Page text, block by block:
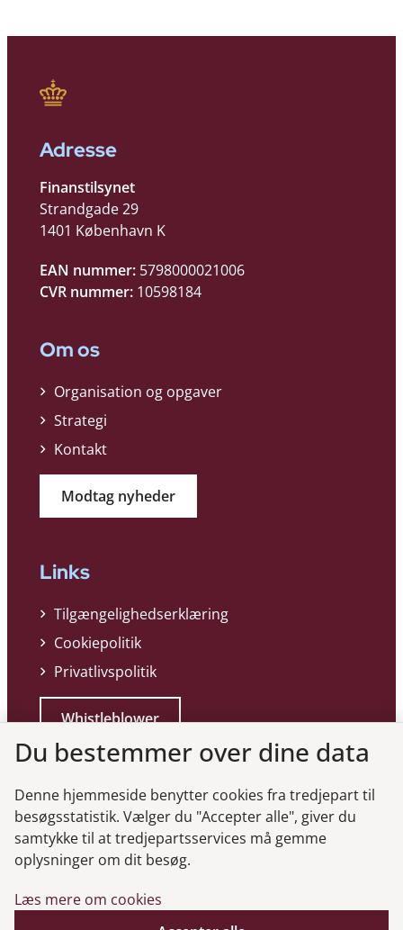
Adresse
Finanstilsynet
Strandgade 29
1401 København K
EAN nummer: 5798000021006
CVR nummer: 10598184
Om os
Organisation og opgaver
Strategi
Kontakt
Modtag nyheder
Links
Tilgængelighedserklæring
Cookiepolitik
Privatlivspolitik
Whistleblower
Genveje
Gå til virksomhedsregisteret
Du bestemmer over dine data
Denne hjemmeside benytter cookies fra tredjepart til
besøgsstatistik. Vælger du "Accepter alle", giver du
samtykke til at tredjepartsservices må gemme
oplysninger om dit besøg.
Læs mere om cookies